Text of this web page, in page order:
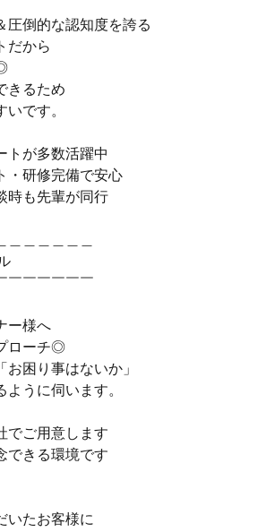
圧倒的な認知度を誇る
だから
きるため
です。
トが多数活躍中
・研修完備で安心
時も先輩が同行
￣￣￣￣￣￣
ー様へ
ローチ◎
お困り事はないか」
うに伺います。
でご用意します
できる環境です
いたお客様に